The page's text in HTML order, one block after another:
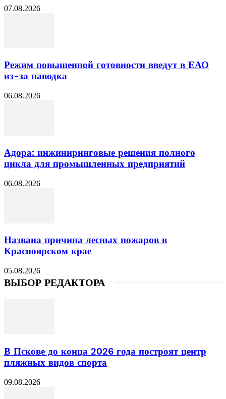
07.08.2026
Режим повышенной готовности введут в ЕАО
из-за паводка
06.08.2026
Адора: инжиниринговые решения полного
цикла для промышленных предприятий
06.08.2026
Названа причина лесных пожаров в
Красноярском крае
05.08.2026
ВЫБОР РЕДАКТОРА
В Пскове до конца 2026 года построят центр
пляжных видов спорта
09.08.2026